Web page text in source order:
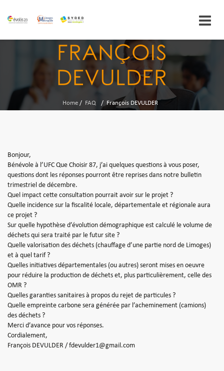
FRANÇOIS
DEVULDER
Home / FAQ / François DEVULDER
Bonjour,
Bénévole à l’UFC Que Choisir 87, j’ai quelques questions à vous poser,
questions dont les réponses pourront être reprises dans notre bulletin
trimestriel de décembre.
Quel impact cette consultation pourrait avoir sur le projet ?
Quelle incidence sur la fiscalité locale, départementale et régionale aura
ce projet ?
Sur quelle hypothèse d’évolution démographique est calculé le volume de
déchets qui sera traité par le futur site ?
Quelle valorisation des déchets (chauffage d’une partie nord de Limoges)
et à quel tarif ?
Quelles initiatives départementales (ou autres) seront mises en oeuvre
pour réduire la production de déchets et, plus particulièrement, celle des
OMR ?
Quelles garanties sanitaires à propos du rejet de particules ?
Quelle empreinte carbone sera générée par l’acheminement (camions)
des déchets ?
Merci d’avance pour vos réponses.
Cordialement,
François DEVULDER / fdevulder1@gmail.com